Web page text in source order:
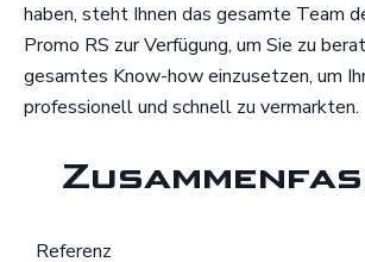
haben, steht Ihnen das gesamte Team
Promo RS zur Verfügung, um Sie zu
gesamtes Know-how einzusetzen, um
professionell und schnell zu vermarkten.
Referenz